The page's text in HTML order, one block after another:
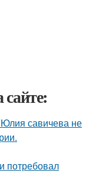
Юлия савичева не
потребовал